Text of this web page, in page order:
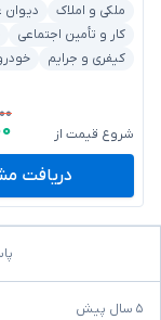
ملکی و املاک
دیوان
کار و تأمین اجتماعی
کیفری و جرایم
شروع قیمت از
دریافت
۵ سال پیش